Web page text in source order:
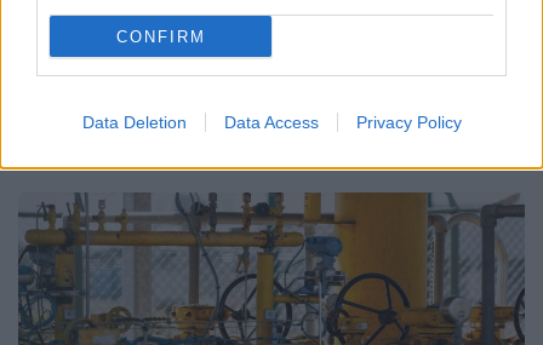
CONFIRM
Data Deletion Data Access Privacy Policy
ΦΥΣΙΚΟ ΑΕΡΙΟ
του FSRU Αλεξανδρούπολης